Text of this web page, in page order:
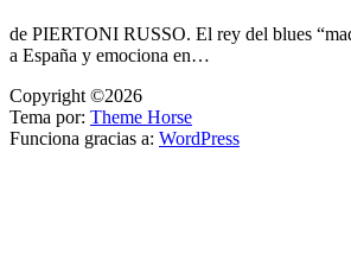
de PIERTONI RUSSO. El rey del blues
a España y emociona en…
Copyright ©2026
Tema por: Theme Horse
Funciona gracias a: WordPress